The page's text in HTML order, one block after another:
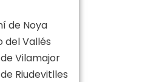
de Noya
del Vallés
Vilamajor
Riudevitlles